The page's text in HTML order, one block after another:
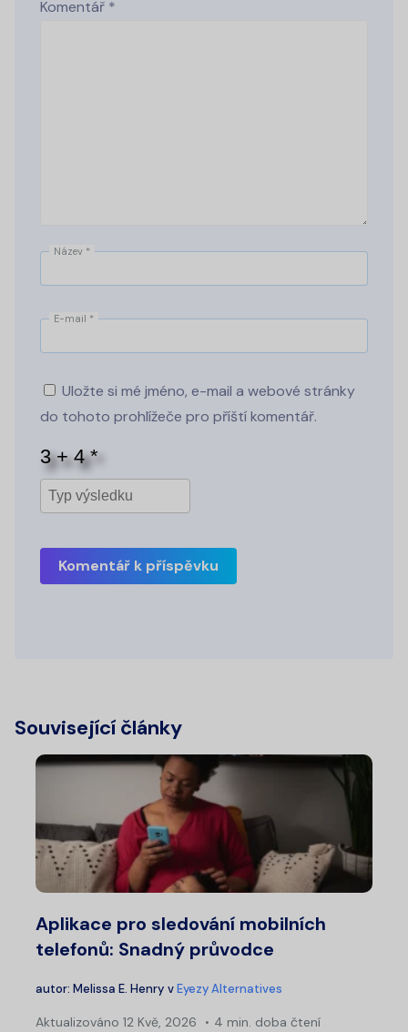
Komentář *
Název *
E-mail *
Uložte si mé jméno, e-mail a webové stránky
do tohoto prohlížeče pro příští komentář.
Komentář k příspěvku
Související články
Aplikace pro sledování mobilních
telefonů: Snadný průvodce
autor: Melissa E. Henry vEyezy Alternatives
Aktualizováno 12 Kvě, 2026 4 min. doba čtení